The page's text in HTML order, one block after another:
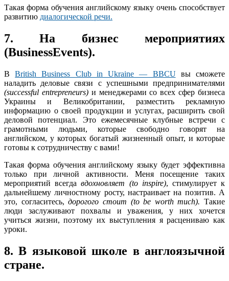
Такая форма обучения английскому языку очень способствует
развитию диалогической речи.
7. На бизнес мероприятиях
(BusinessEvents).
ВBritish Business Club in Ukraine — BBCUвы сможете
наладить деловые связи с успешными предпринимателями
(successful entrepreneurs)и менеджерами со всех сфер бизнеса
Украины и Великобритании, разместить рекламную
информацию о своей продукции и услугах, расширить свой
деловой потенциал. Это ежемесячные клубные встречи с
грамотными людьми, которые свободно говорят на
английском, у которых богатый жизненный опыт, и которые
готовы к сотрудничеству с вами!
Такая форма обучения английскому языку будет эффективна
только при личной активности. Меня посещение таких
мероприятий всегдавдохновляет (to inspire), стимулирует к
дальнейшему личностному росту, настраивает на позитив. А
это, согласитесь,дорогого стоит (tobe worthmuch). Такие
люди заслуживают похвалы и уважения, у них хочется
учиться жизни, поэтому их выступления я расцениваю как
уроки.
8. В языковой школе в англоязычной
стране.